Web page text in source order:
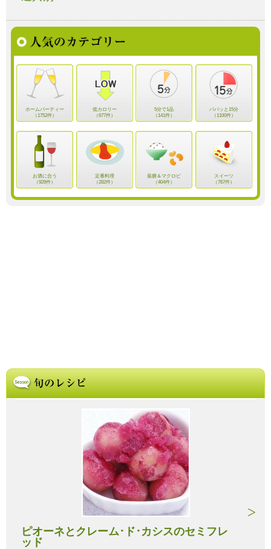
ホームパーティー
（1752件）
低カロリー
（677件）
5分で1品
（141件）
パパッと15分
（1100件）
お酒に合う
（929件）
定番料理
（282件）
薬膳＆マクロビ
（404件）
スイーツ
（767件）
ピオーネとクレーム･ド･カシスのセミフレ
ッド